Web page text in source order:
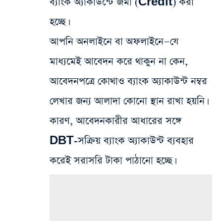
হচ্ছে।
আপনি অনলাইনে বা অফলাইনে—যে
মাধ্যমেই আবেদন করে থাকুন না কেন,
আবেদনপত্রে কোথাও ব্যাংক অ্যাকাউন্ট নম্বর
লেখার জন্য আলাদা কোনো স্থান রাখা হয়নি।
কারণ, আবেদনকারীর আধারের সঙ্গে
DBT-সক্রিয় ব্যাংক অ্যাকাউন্ট ব্যবহার
করেই সরাসরি টাকা পাঠানো হচ্ছে।